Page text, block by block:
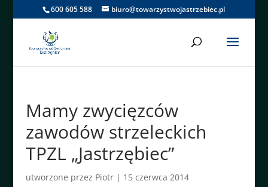
600 605 588 biuro@towarzystwojastrzebiec.pl
Mamy zwycięzców
zawodów strzeleckich
TPZL „Jastrzębiec”
utworzone przez Piotr| 15 czerwca 2014